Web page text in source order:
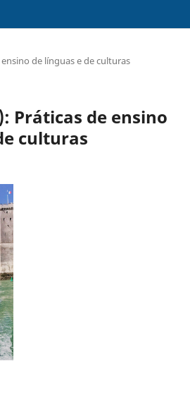
de línguas e de culturas
Práticas de ensino
culturas